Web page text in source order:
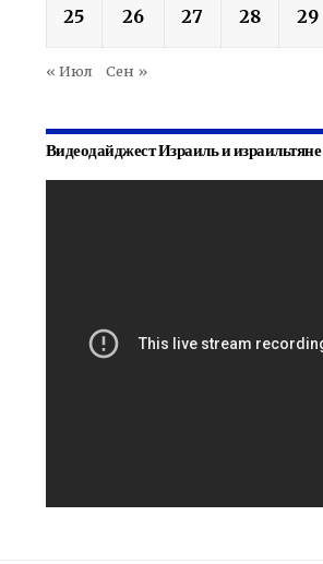
25 26 27 28 29
« Июл Сен »
Видеодайджест Израиль и израильтяне